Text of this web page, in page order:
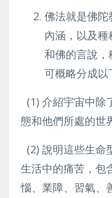
佛法就是佛
內涵，以及
和佛的言說
可概略分成以
(1) 介紹宇宙中除
態和他們所處的世
(2) 說明這些生命
生活中的痛苦，包
惱、業障、習氣、